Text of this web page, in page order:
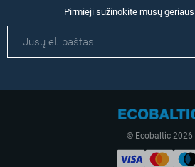
Pirmieji sužinokite mūsų
© Ecobaltic 2026